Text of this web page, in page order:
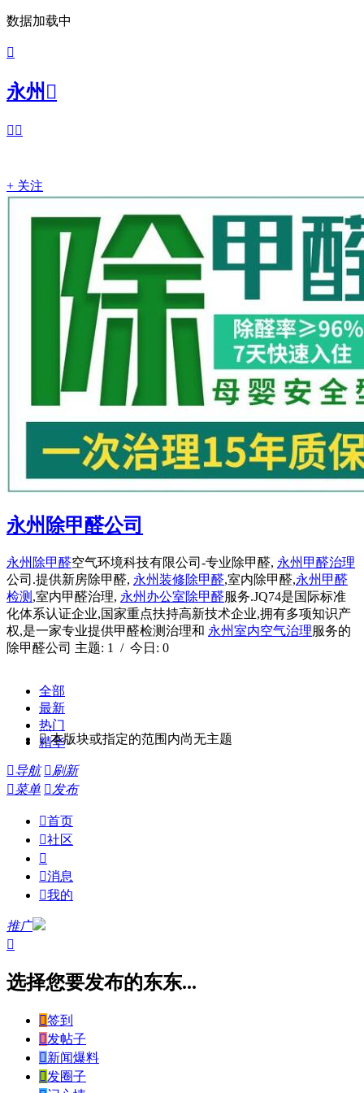
数据加载中

永州 
 
+ 关注
永州除甲醛公司
永州除甲醛空气环境科技有限公司-专业除甲醛, 永州甲醛治理
公司.提供新房除甲醛, 永州装修除甲醛,室内除甲醛,永州甲醛
检测 ,室内甲醛治理, 永州办公室除甲醛服务.JQ74是国际标准
化体系认证企业,国家重点扶持高新技术企业,拥有多项知识产
权,是一家专业提供甲醛检测治理和 永州室内空气治理服务的
除甲醛公司 主题: 1 / 今日: 0
全部
最新
热门
精华
 本版块或指定的范围内尚无主题
导航 刷新
菜单 发布
首页
社区

消息
我的
推广

选择您要发布的东东...
签到
发帖子
新闻爆料
发圈子